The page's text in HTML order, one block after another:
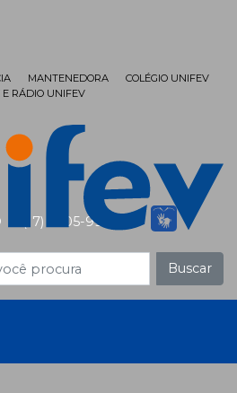
(17) 3405-9999
MANTENEDORA
COLÉGIO UNIFEV
E RÁDIO UNIFEV
Buscar